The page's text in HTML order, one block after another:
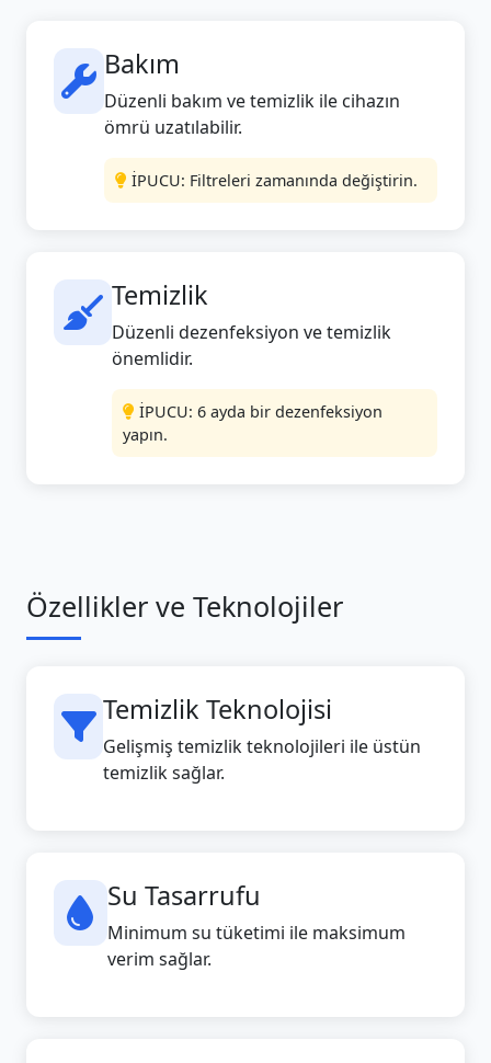
Bakım
Düzenli bakım ve temizlik ile cihazın
ömrü uzatılabilir.
İPUCU: Filtreleri zamanında değiştirin.
Temizlik
Düzenli dezenfeksiyon ve temizlik
önemlidir.
İPUCU: 6 ayda bir dezenfeksiyon
yapın.
Özellikler ve Teknolojiler
Temizlik Teknolojisi
Gelişmiş temizlik teknolojileri ile üstün
temizlik sağlar.
Su Tasarrufu
Minimum su tüketimi ile maksimum
verim sağlar.